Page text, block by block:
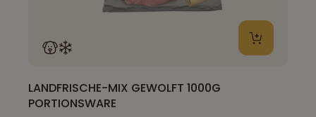
LANDFRISCHE-MIX GEWOLFT 1000G
PORTIONSWARE